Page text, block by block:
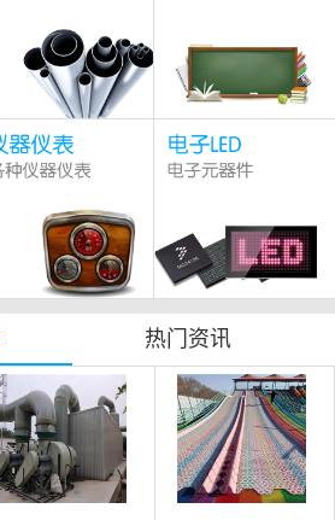
热门资讯